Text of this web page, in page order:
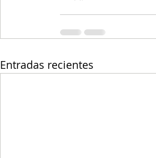
Entradas recientes